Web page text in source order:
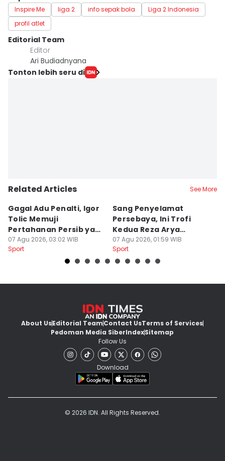
Inspire Me liga 2 info sepak bola
Liga 2 Indonesia
profil atlet
Editorial Team
Editor
Ari Budiadnyana
Tonton lebih seru di
Related Articles See More
Gagal Adu Penalti, Igor
Tolic Memuji
Pertahanan Persib yang
Solid
07 Agu 2026, 03:02 WIB
Sport
Sang Penyelamat
Persebaya, Ini Trofi
Kedua Reza Arya
Bersama Tavares
07 Agu 2026, 01:59 WIB
Sport
About UsEditorial TeamContact UsTerms of Services
Pedoman Media SiberIndexSitemap
Follow Us
Download
© 2026 IDN. All Rights Reserved.